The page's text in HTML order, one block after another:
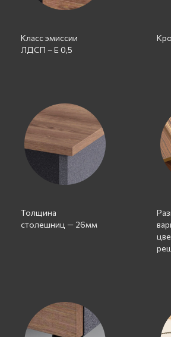
Класс эмиссии
ЛДСП – Е 0,5
Толщина
столешниц — 26мм